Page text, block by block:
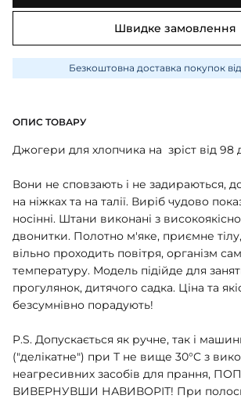
Швидке замовлення
Безкоштовна доставка покупок
ОПИС ТОВАРУ
Джогери для хлопчика на зріст від 98
Вони не сповзають і не задираються,
на ніжках та на талії. Виріб чудово
носінні. Штани виконані з
двонитки. Полотно м'яке, приємне
вільно проходить повітря, організм
температуру. Модель підійде для
прогулянок, дитячого садка. Ціна та
безсумнівно порадують!
P.S. Допускається як ручне, так і
("делікатне") при Т не вище 30°C з
неагресивних засобів для прання,
ВИВЕРНУВШИ НАВИВОРІТ! При
КУРТКИ
ПЕЛЮШКА-КОКОН
З ШАПОЧКОЮ
ПЕРЧАТКИ
ЧОЛОВІЧКИ СЛІПИ
ШАПОЧКИ
ШТАНЦІ
ПОВЗУНКИ
ТЕРМОБІЛИЗНА
ШАПКИ
ШТАНИ ДЖОГЕРИ